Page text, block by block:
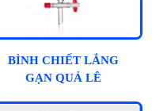
BÌNH CHIẾT LẮNG
GẠN QUẢ LÊ